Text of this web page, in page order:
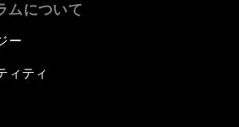
ムについて
ー
ィティ